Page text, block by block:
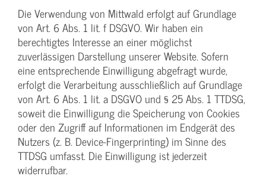
Die Verwendung von Mittwald erfolgt auf Grundlage
von Art. 6 Abs. 1 lit. f DSGVO. Wir haben ein
berechtigtes Interesse an einer möglichst
zuverlässigen Darstellung unserer Website. Sofern
eine entsprechende Einwilligung abgefragt wurde,
erfolgt die Verarbeitung ausschließlich auf Grundlage
von Art. 6 Abs. 1 lit. a DSGVO und § 25 Abs. 1 TTDSG,
soweit die Einwilligung die Speicherung von Cookies
oder den Zugriff auf Informationen im Endgerät des
Nutzers (z. B. Device-Fingerprinting) im Sinne des
TTDSG umfasst. Die Einwilligung ist jederzeit
widerrufbar.